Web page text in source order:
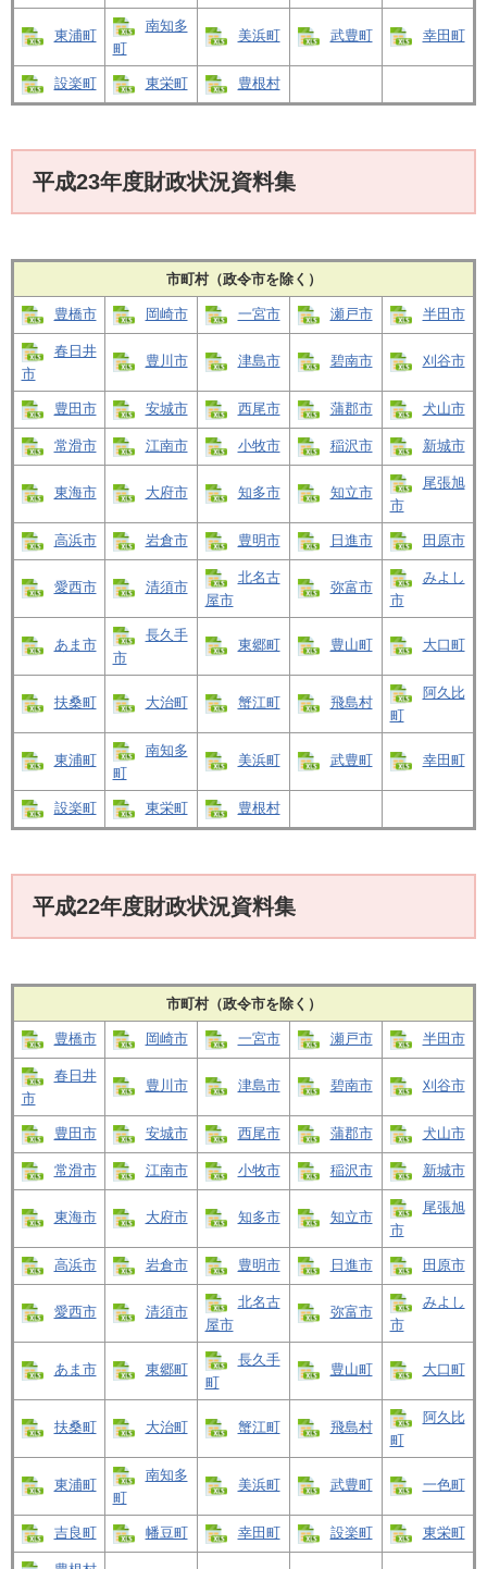
東浦町
南知多
町
美浜町 武豊町 幸田町
設楽町 東栄町 豊根村
平成23年度財政状況資料集
市町村（政令市を除く）
豊橋市 岡崎市 一宮市 瀬戸市 半田市
春日井
市
豊川市 津島市 碧南市 刈谷市
豊田市 安城市 西尾市 蒲郡市 犬山市
常滑市 江南市 小牧市 稲沢市 新城市
東海市 大府市 知多市 知立市
尾張旭
市
高浜市 岩倉市 豊明市 日進市 田原市
愛西市 清須市
北名古
屋市
弥富市
みよし
市
あま市
長久手
市
東郷町 豊山町 大口町
扶桑町 大治町 蟹江町 飛島村
阿久比
町
東浦町
南知多
町
美浜町 武豊町 幸田町
設楽町 東栄町 豊根村
平成22年度財政状況資料集
市町村（政令市を除く）
豊橋市 岡崎市 一宮市 瀬戸市 半田市
春日井
市
豊川市 津島市 碧南市 刈谷市
豊田市 安城市 西尾市 蒲郡市 犬山市
常滑市 江南市 小牧市 稲沢市 新城市
東海市 大府市 知多市 知立市
尾張旭
市
高浜市 岩倉市 豊明市 日進市 田原市
愛西市 清須市
北名古
屋市
弥富市
みよし
市
あま市 東郷町
長久手
町
豊山町 大口町
扶桑町 大治町 蟹江町 飛島村
阿久比
町
東浦町
南知多
町
美浜町 武豊町 一色町
吉良町 幡豆町 幸田町 設楽町 東栄町